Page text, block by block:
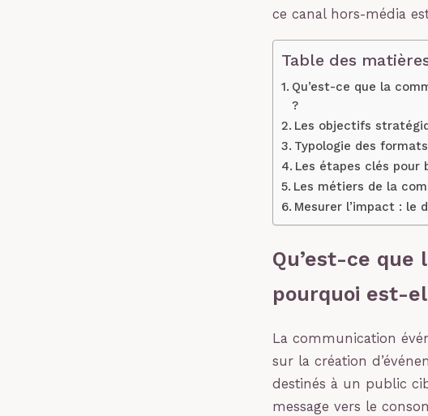
ce canal hors-média
Table des
Qu’est-ce que la
?
Les objectifs
Typologie des
Les étapes clés
Les métiers de la
Mesurer l’impact : le
Qu’est-ce
pourquoi est-
La communication
sur la création
destinés à un public
message vers le